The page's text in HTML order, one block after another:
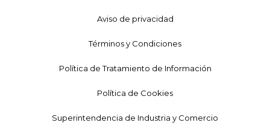
Aviso de privacidad
Términos y Condiciones
Política de Tratamiento de Información
Política de Cookies
Superintendencia de Industria y Comercio